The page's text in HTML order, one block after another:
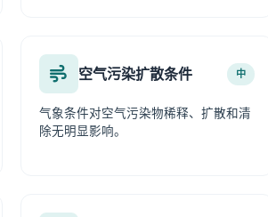
空气污染扩散条件 中
气象条件对空气污染物稀释、扩散和清
除无明显影响。